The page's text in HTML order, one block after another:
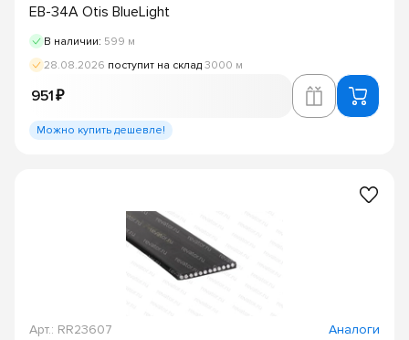
EB-34A Otis BlueLight
В наличии: 599 м
28.08.2026 поступит на склад 3000 м
951 ₽
Можно купить дешевле!
Арт.: RR23607 Аналоги